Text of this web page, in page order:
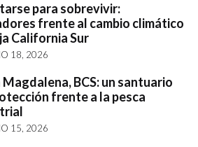
para sobrevivir:
frente al cambio climático
California Sur
18, 2026
Magdalena, BCS: un santuario
frente a la pesca
15, 2026